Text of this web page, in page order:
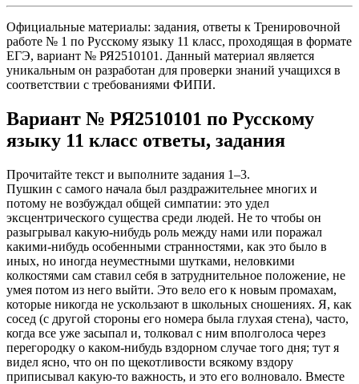
Официальные материалы: задания, ответы к Тренировочной
работе № 1 по Русскому языку 11 класс, проходящая в формате
ЕГЭ, вариант № РЯ2510101. Данный материал является
уникальным он разработан для проверки знаний учащихся в
соответствии с требованиями ФИПИ.
Вариант № РЯ2510101 по Русскому
языку 11 класс ответы, задания
Прочитайте текст и выполните задания 1–3.
Пушкин с самого начала был раздражительнее многих и
потому не возбуждал общей симпатии: это удел
эксцентрического существа среди людей. Не то чтобы он
разыгрывал какую-нибудь роль между нами или поражал
какими-нибудь особенными странностями, как это было в
иных, но иногда неуместными шутками, неловкими
колкостями сам ставил себя в затруднительное положение, не
умея потом из него выйти. Это вело его к новым промахам,
которые никогда не ускользают в школьных сношениях. Я, как
сосед (с другой стороны его номера была глухая стена), часто,
когда все уже засыпал и, толковал с ним вполголоса через
перегородку о каком-нибудь вздорном случае того дня; тут я
видел ясно, что он по щекотливости всякому вздору
приписывал какую-то важность, и это его волновало. Вместе